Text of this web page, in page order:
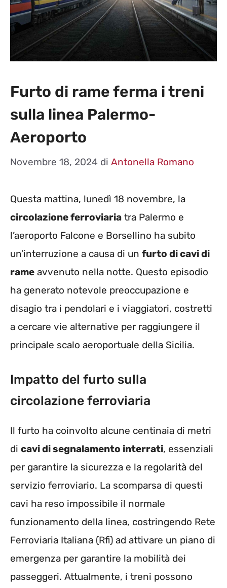
Furto di rame ferma i treni
sulla linea Palermo-
Aeroporto
Novembre 18, 2024 di Antonella Romano
Questa mattina, lunedì 18 novembre, la
circolazione ferroviaria tra Palermo e
l’aeroporto Falcone e Borsellino ha subito
un’interruzione a causa di un furto di cavi di
rame avvenuto nella notte. Questo episodio
ha generato notevole preoccupazione e
disagio tra i pendolari e i viaggiatori, costretti
a cercare vie alternative per raggiungere il
principale scalo aeroportuale della Sicilia.
Impatto del furto sulla
circolazione ferroviaria
Il furto ha coinvolto alcune centinaia di metri
di cavi di segnalamento interrati, essenziali
per garantire la sicurezza e la regolarità del
servizio ferroviario. La scomparsa di questi
cavi ha reso impossibile il normale
funzionamento della linea, costringendo Rete
Ferroviaria Italiana (Rfi) ad attivare un piano di
emergenza per garantire la mobilità dei
passeggeri. Attualmente, i treni possono